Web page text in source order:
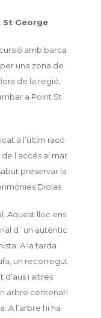
St George
amb barca
una zona de
de la regió,
a Point St
a l’últim racó
l’accés al mar
preservar la
Diolas.
Aquest lloc ens
d´un autèntic
A la tarda
un recorregut
i altres
arbre centenari
A l’arbre hi ha